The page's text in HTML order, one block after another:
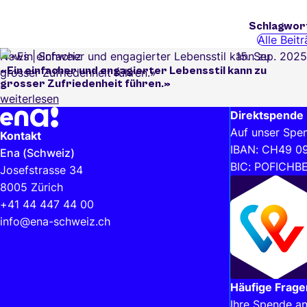
Alle
News
Schweiz 15. Sep. 2025
«Ein einfacher und engagierter Lebensstil kann zu
grosser Zufriedenheit führen.»
weiterlesen
Weiterführende Informationen und hilfreiche Links
Kontakt
Ena (Schweiz)
Josefstrasse 34
8005 Zürich
+41 44 447 44 00
info@ena-schweiz.ch
Direktspende
Auf unser
IBAN: CH49
BIC:
Häufige
Ihre Spende